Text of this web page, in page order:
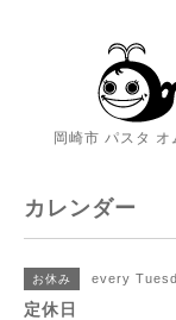
岡崎市 パスタ
カレンダー
お休み every
定休日